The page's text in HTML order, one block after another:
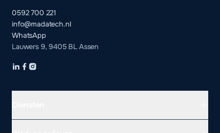
0592 700 221
info@madatech.nl
WhatsApp
Lauwers 9, 9405 BL Assen